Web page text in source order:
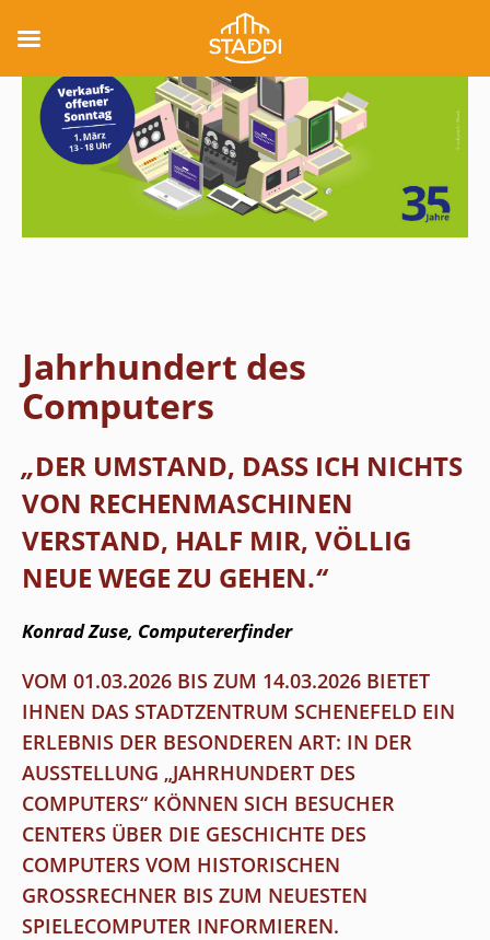
Jahrhundert des
Computers
„DER UMSTAND, DASS ICH NICHTS
VON RECHENMASCHINEN
VERSTAND, HALF MIR, VÖLLIG
NEUE WEGE ZU GEHEN.“
Konrad Zuse, Computererfinder
VOM 01.03.2026 BIS ZUM 14.03.2026 BIETET
IHNEN DAS STADTZENTRUM SCHENEFELD EIN
ERLEBNIS DER BESONDEREN ART: IN DER
AUSSTELLUNG „JAHRHUNDERT DES
COMPUTERS“ KÖNNEN SICH BESUCHER
CENTERS ÜBER DIE GESCHICHTE DES
COMPUTERS VOM HISTORISCHEN
GROSSRECHNER BIS ZUM NEUESTEN S
PIELECOMPUTER INFORMIEREN.